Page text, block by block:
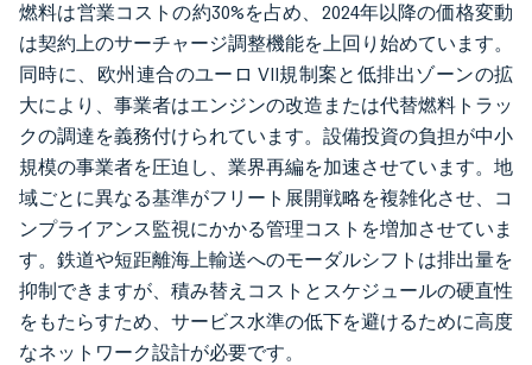
燃料は営業コストの約30%を占め、2024年以降の価格変動
は契約上のサーチャージ調整機能を上回り始めています。
同時に、欧州連合のユーロ VII規制案と低排出ゾーンの拡
大により、事業者はエンジンの改造または代替燃料トラッ
クの調達を義務付けられています。設備投資の負担が中小
規模の事業者を圧迫し、業界再編を加速させています。地
域ごとに異なる基準がフリート展開戦略を複雑化させ、コ
ンプライアンス監視にかかる管理コストを増加させていま
す。鉄道や短距離海上輸送へのモーダルシフトは排出量を
抑制できますが、積み替えコストとスケジュールの硬直性
をもたらすため、サービス水準の低下を避けるために高度
なネットワーク設計が必要です。